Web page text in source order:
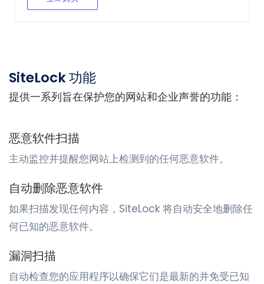
SiteLock 功能
提供一系列旨在保护您的网站和企业声誉的功能：
恶意软件扫描
主动监控并提醒您网站上检测到的任何恶意软件。
自动删除恶意软件
如果扫描发现任何内容，SiteLock 将自动安全地删除任
何已知的恶意软件。
漏洞扫描
自动检查您的应用程序以确保它们是最新的并免受已知